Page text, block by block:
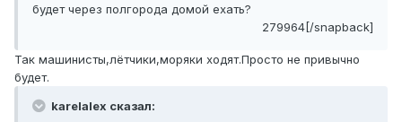
будет через полгорода домой ехать?
279964[/snapback]
Так машинисты,лётчики,моряки ходят.Просто не привычно
будет.
karelalex сказал: